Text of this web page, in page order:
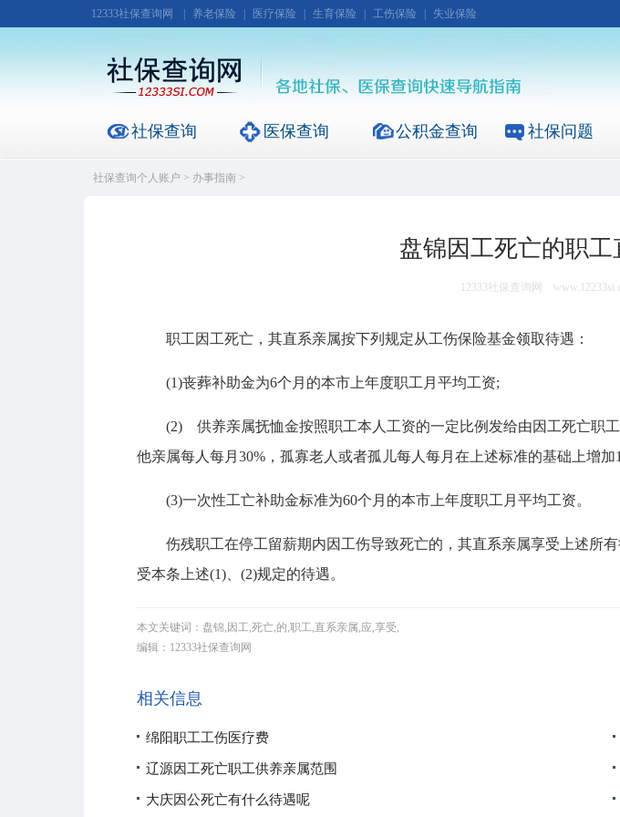
12333社保查询网 养老保险 医疗保险 生育保险 工伤保险 失业保险
社保查询 医保查询 公积金查询 社保问题
社保查询个人账户 > 办事指南 >
盘锦因工死亡的职
12333社保查询网
职工因工死亡，其直系亲属按下列规定从工伤保险基金领取待遇：
(1)丧葬补助金为6个月的本市上年度职工月平均工资;
(2) 供养亲属抚恤金按照职工本人工资的一定比例发给由因工死亡职工
他亲属每人每月30%，孤寡老人或者孤儿每人每月在上述标准的基础上增
(3)一次性工亡补助金标准为60个月的本市上年度职工月平均工资。
伤残职工在停工留薪期内因工伤导致死亡的，其直系亲属享受上述所
受本条上述(1)、(2)规定的待遇。
本文关键词：盘锦,因工,死亡,的,职工,直系亲属,应,享受,
编辑：12333社保查询网
相关信息
绵阳职工工伤医疗费
辽源因工死亡职工供养亲属范围
大庆因公死亡有什么待遇呢